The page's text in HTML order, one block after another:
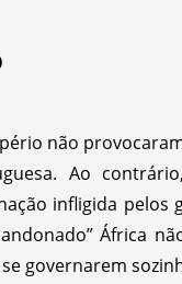
não
Ao
infligida pelos
África
governarem